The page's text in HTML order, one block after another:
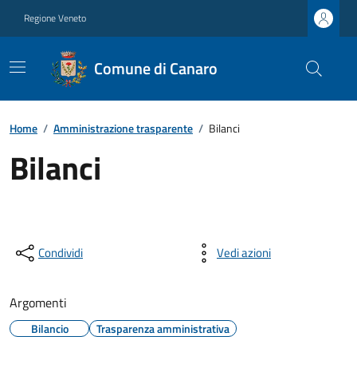
Regione Veneto
Comune di Canaro
Home / Amministrazione trasparente / Bilanci
Bilanci
Condividi Vedi azioni
Argomenti
Bilancio Trasparenza amministrativa